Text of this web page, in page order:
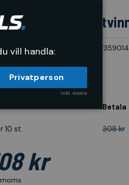
rostfri
79890010EAN-kod:
Betala
10 st 308 kr
kr
vill handla:
Privatperson
inkl. moms